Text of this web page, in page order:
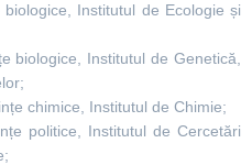
Institutul de Ecologie și
biologice, Institutul de Genetică,
chimice, Institutul de Chimie;
politice, Institutul de Cercetări